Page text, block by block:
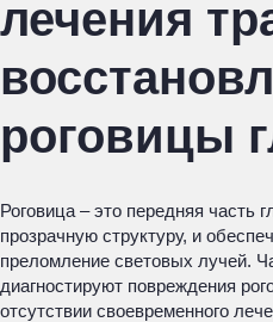
лечения
роговицы
Роговица – это передняя часть
прозрачную структуру, и
преломление световых лучей.
диагностируют повреждения
отсутствии своевременного